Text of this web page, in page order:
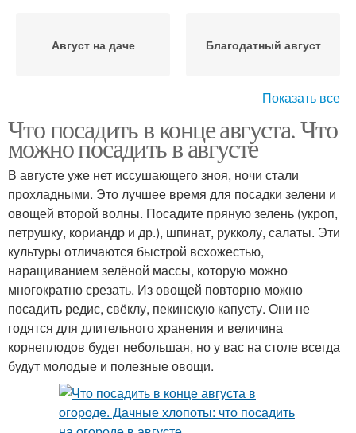
Август на даче Благодатный август
Август в цветнике Посадки в августе
Посевы в августе
Показать все
Что посадить в конце августа. Что
можно посадить в августе
В августе уже нет иссушающего зноя, ночи стали
прохладными. Это лучшее время для посадки зелени и
овощей второй волны. Посадите пряную зелень (укроп,
петрушку, кориандр и др.), шпинат, рукколу, салаты. Эти
культуры отличаются быстрой всхожестью,
наращиванием зелёной массы, которую можно
многократно срезать. Из овощей повторно можно
посадить редис, свёклу, пекинскую капусту. Они не
годятся для длительного хранения и величина
корнеплодов будет небольшая, но у вас на столе всегда
будут молодые и полезные овощи.